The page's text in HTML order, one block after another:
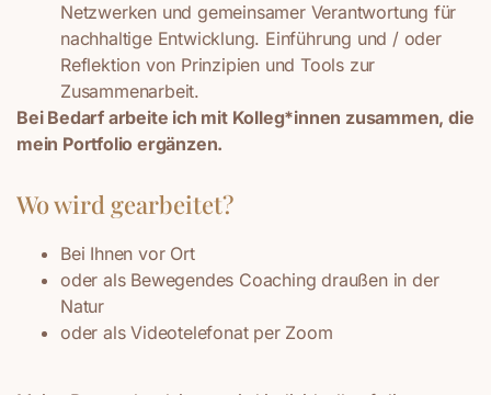
Netzwerken und gemeinsamer Verantwortung für
nachhaltige Entwicklung. Einführung und / oder
Reflektion von Prinzipien und Tools zur
Zusammenarbeit.
Bei Bedarf arbeite ich mit Kolleg*innen zusammen, die
mein Portfolio ergänzen.
Wo wird gearbeitet?
Bei Ihnen vor Ort
oder als Bewegendes Coaching draußen in der
Natur
oder als Videotelefonat per Zoom